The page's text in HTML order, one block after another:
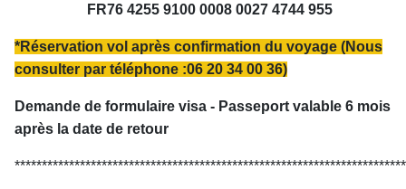
FR76 4255 9100 0008 0027 4744 955
*Réservation vol après confirmation du voyage (Nous
consulter par téléphone :06 20 34 00 36)
Demande de formulaire visa - Passeport valable 6 mois
après la date de retour